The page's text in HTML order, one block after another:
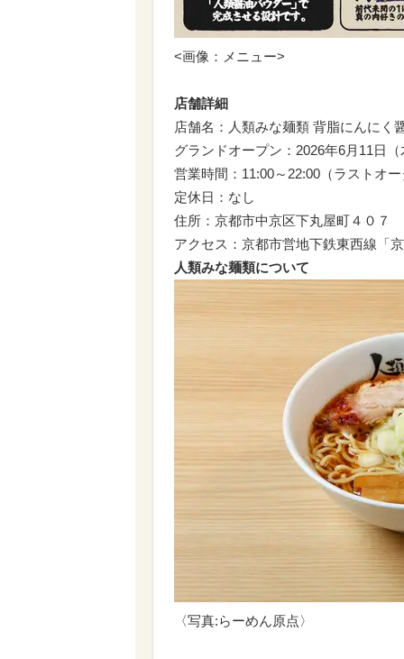
<画像：メニュー>
店舗詳細
店舗名：人類みな麺類 背脂にんにく
グランドオープン：2026年6月11日（
営業時間：11:00～22:00（ラストオ
定休日：なし
住所：京都市中京区下丸屋町４０７
アクセス：京都市営地下鉄東西線「
人類みな麺類について
〈写真:らーめん原点〉